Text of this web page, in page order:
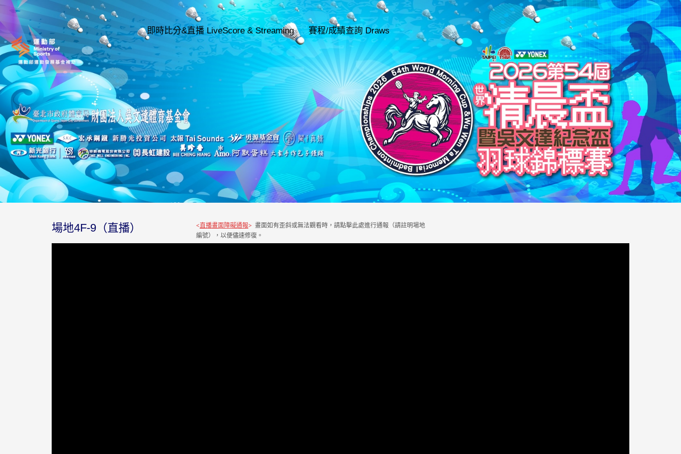
即時比分&直播 LiveScore & Streaming 賽程/成績查詢 Draws
場地4F-9（直播） <直播畫面障礙通報> 畫面如有歪斜或無法觀看時，請點擊此處進行通報（請註明場地
編號），以便儘速修復。